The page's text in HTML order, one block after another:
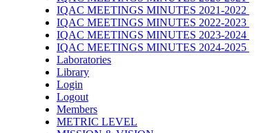
IQAC MEETINGS MINUTES 2021-2022
IQAC MEETINGS MINUTES 2022-2023
IQAC MEETINGS MINUTES 2023-2024
IQAC MEETINGS MINUTES 2024-2025
Laboratories
Library
Login
Logout
Members
METRIC LEVEL